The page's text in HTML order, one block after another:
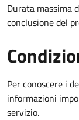
Durata massima
conclusione del
Per conoscere i
informazioni
servizio.